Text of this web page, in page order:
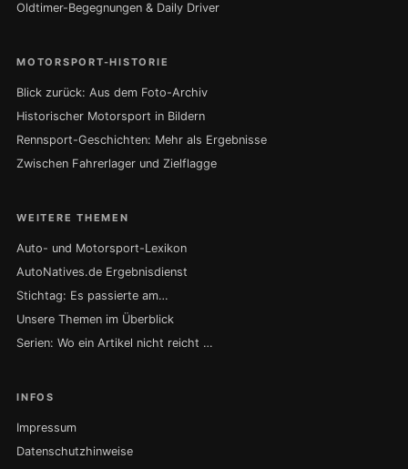
Oldtimer-Begegnungen & Daily Driver
MOTORSPORT-HISTORIE
Blick zurück: Aus dem Foto-Archiv
Historischer Motorsport in Bildern
Rennsport-Geschichten: Mehr als Ergebnisse
Zwischen Fahrerlager und Zielflagge
WEITERE THEMEN
Auto- und Motorsport-Lexikon
AutoNatives.de Ergebnisdienst
Stichtag: Es passierte am…
Unsere Themen im Überblick
Serien: Wo ein Artikel nicht reicht …
INFOS
Impressum
Datenschutzhinweise